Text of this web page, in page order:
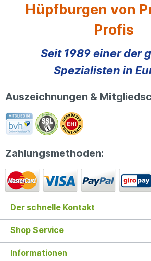
Hüpfburgen von
Profis
Seit 1989 einer der
Spezialisten in
Auszeichnungen &
Zahlungsmethoden:
Der schnelle Kontakt
Shop Service
Informationen